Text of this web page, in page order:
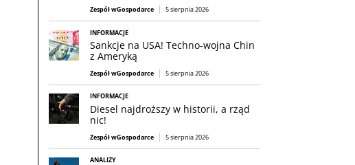
Zespół wGospodarce 5 sierpnia 2026
INFORMACJE
Sankcje na USA! Techno-wojna Chin
z Ameryką
Zespół wGospodarce 5 sierpnia 2026
INFORMACJE
Diesel najdroższy w historii, a rząd
nic!
Zespół wGospodarce 5 sierpnia 2026
ANALIZY